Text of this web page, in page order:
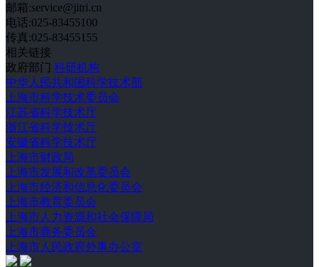
邮箱:service@jitri.cn
电话:025-83455100
传真:025-83455155
相关链接
政府部门 科研机构
中华人民共和国科学技术部
上海市科学技术委员会
江苏省科学技术厅
浙江省科学技术厅
安徽省科学技术厅
上海市财政局
上海市发展和改革委员会
上海市经济和信息化委员会
上海市教育委员会
上海市人力资源和社会保障局
上海市商务委员会
上海市人民政府外事办公室